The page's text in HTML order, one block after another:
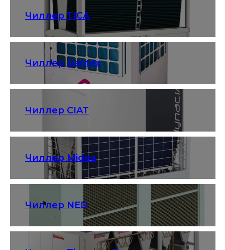
Чиллер TICA
Чиллер Dantex
Чиллер CIAT
Чиллер Midea
Чиллер NED